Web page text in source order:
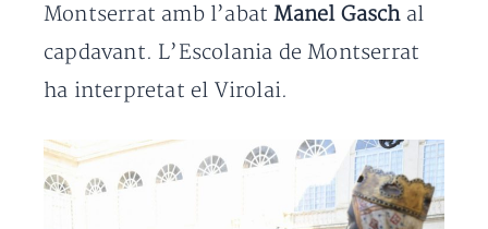
Montserrat amb l’abatManel Gaschal
capdavant. L’Escolania de Montserrat
ha interpretat el Virolai.